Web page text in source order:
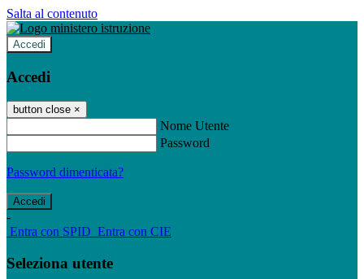
Salta al contenuto
Accedi
Accedi
button close ×
Nome Utente
Password
Password dimenticata?
-
Entra con SPID Entra con CIE
Seleziona utente